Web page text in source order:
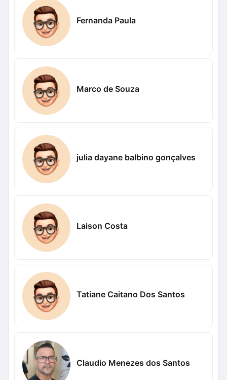
Fernanda Paula
Marco de Souza
julia dayane balbino gonçalves
Laison Costa
Tatiane Caitano Dos Santos
Claudio Menezes dos Santos